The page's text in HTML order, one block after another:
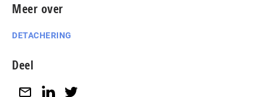
Meer over
DETACHERING
Deel